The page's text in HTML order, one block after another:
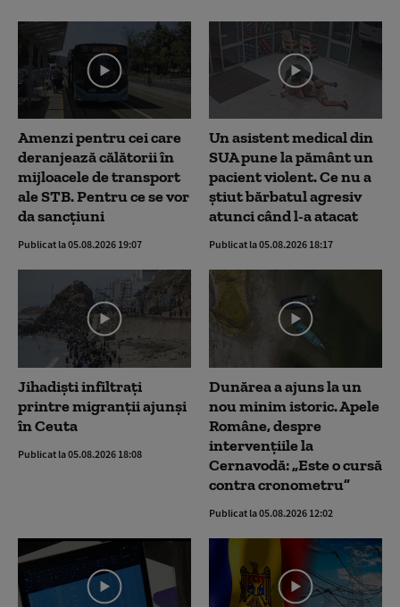
Amenzi pentru cei care
deranjează călătorii în
mijloacele de transport
ale STB. Pentru ce se vor
da sancțiuni
Publicat la 05.08.2026 19:07
Un asistent medical din
SUA pune la pământ un
pacient violent. Ce nu a
știut bărbatul agresiv
atunci când l-a atacat
Publicat la 05.08.2026 18:17
Jihadiști infiltrați
printre migranții ajunși
în Ceuta
Publicat la 05.08.2026 18:08
Dunărea a ajuns la un
nou minim istoric. Apele
Române, despre
intervențiile la
Cernavodă: „Este o cursă
contra cronometru”
Publicat la 05.08.2026 12:02